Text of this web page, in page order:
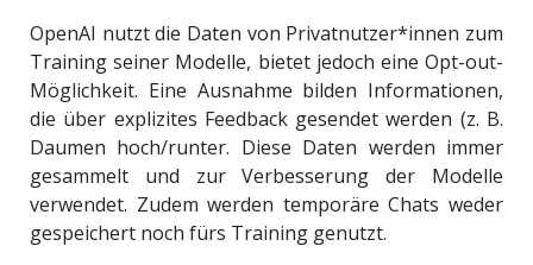
OpenAI nutzt die Daten von Privatnutzer*innen zum
Training seiner Modelle, bietet jedoch eine Opt-out-
Möglichkeit. Eine Ausnahme bilden Informationen,
die über explizites Feedback gesendet werden (z. B.
Daumen hoch/runter. Diese Daten werden immer
gesammelt und zur Verbesserung der Modelle
verwendet. Zudem werden temporäre Chats weder
gespeichert noch fürs Training genutzt.